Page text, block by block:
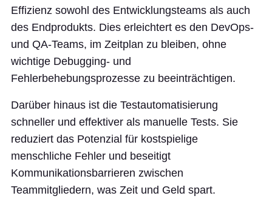
Effizienz sowohl des Entwicklungsteams als auch
des Endprodukts. Dies erleichtert es den DevOps-
und QA-Teams, im Zeitplan zu bleiben, ohne
wichtige Debugging- und
Fehlerbehebungsprozesse zu beeinträchtigen.
Darüber hinaus ist die Testautomatisierung
schneller und effektiver als manuelle Tests. Sie
reduziert das Potenzial für kostspielige
menschliche Fehler und beseitigt
Kommunikationsbarrieren zwischen
Teammitgliedern, was Zeit und Geld spart.